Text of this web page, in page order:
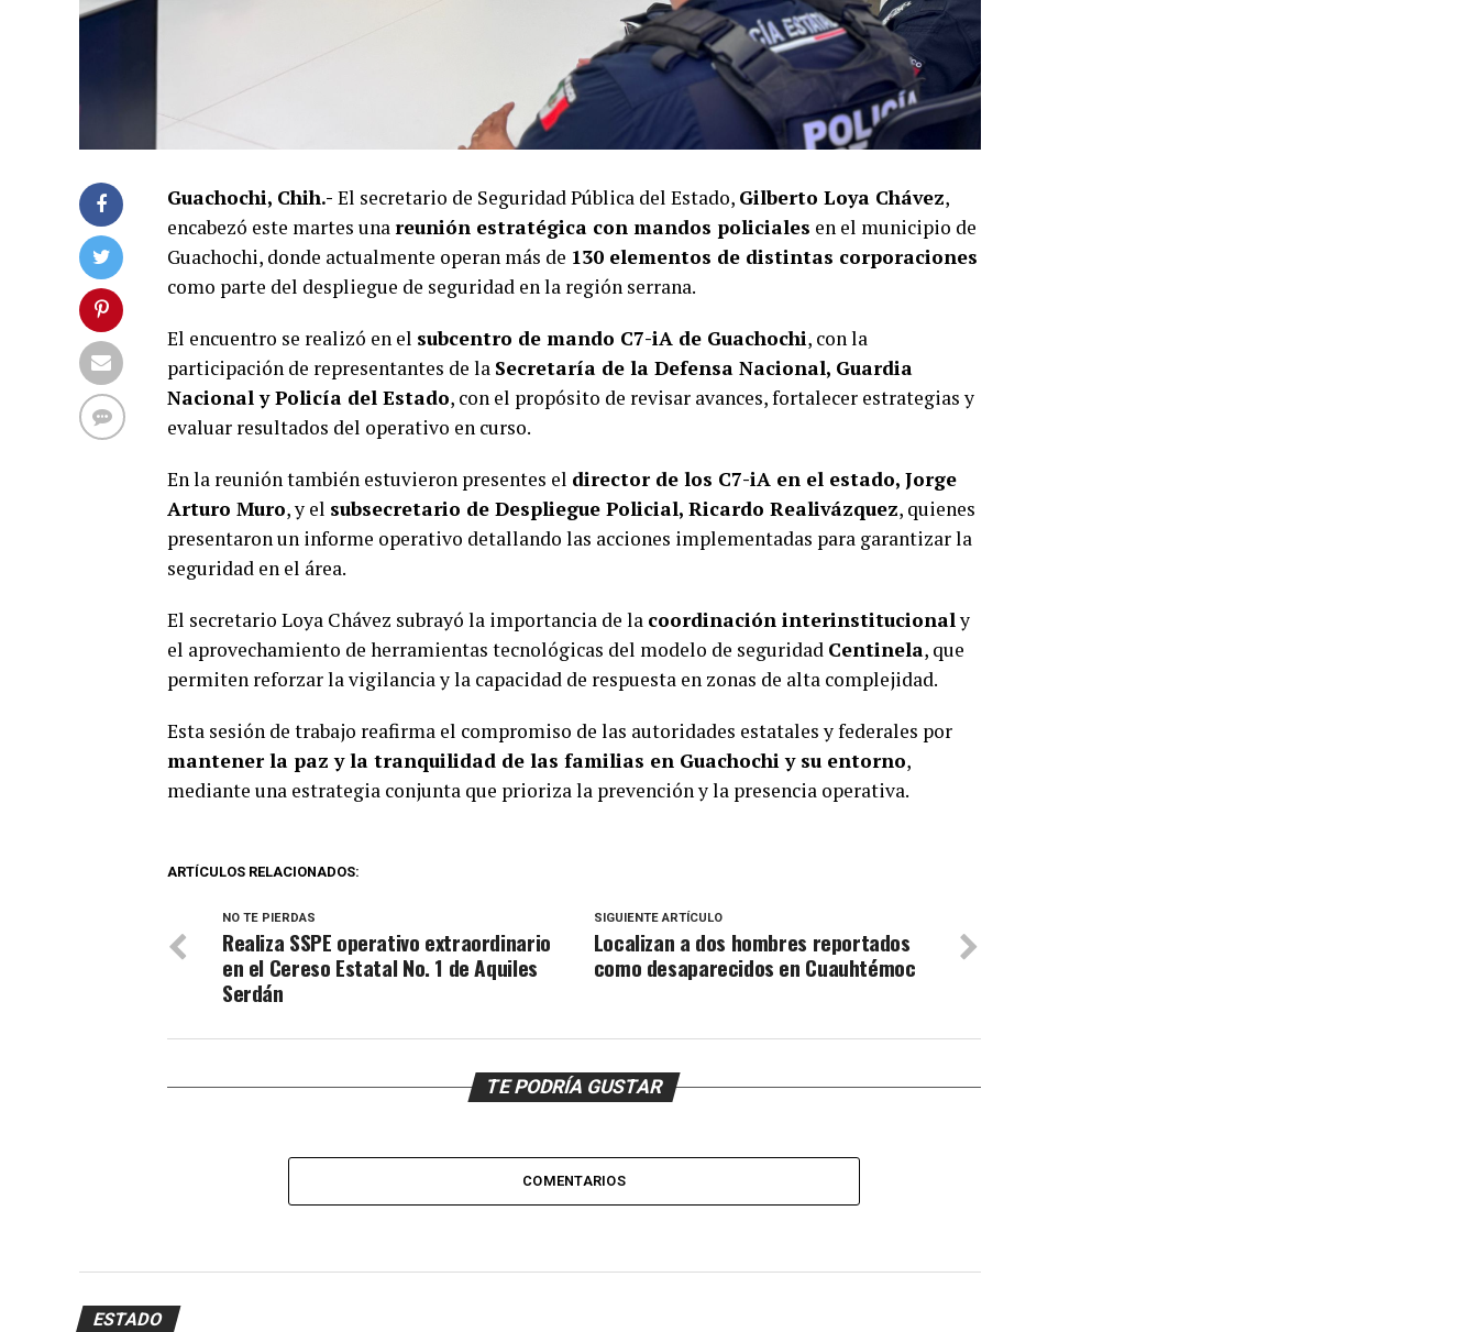
Guachochi, Chih.- El secretario de Seguridad Pública del Estado, Gilberto Loya Chávez,
encabezó este martes unareunión estratégica con mandos policiales en el municipio de
Guachochi, donde actualmente operan más de 130 elementos de distintas corporaciones
como parte del despliegue de seguridad en la región serrana.
El encuentro se realizó en el subcentro de mando C7-iA de Guachochi, con la
participación de representantes de la Secretaría de la Defensa Nacional, Guardia
Nacional y Policía del Estado, con el propósito de revisar avances, fortalecer estrategias y
evaluar resultados del operativo en curso.
En la reunión también estuvieron presentes el director de los C7-iA en el estado, Jorge
Arturo Muro, y el subsecretario de Despliegue Policial, Ricardo Realivázquez, quienes
presentaron un informe operativo detallando las acciones implementadas para garantizar la
seguridad en el área.
El secretario Loya Chávez subrayó la importancia de la coordinación interinstitucionaly
el aprovechamiento de herramientas tecnológicas del modelo de seguridad Centinela, que
permiten reforzar la vigilancia y la capacidad de respuesta en zonas de alta complejidad.
Esta sesión de trabajo reafirma el compromiso de las autoridades estatales y federales por
mantener la paz y la tranquilidad de las familias en Guachochi y su entorno,
mediante una estrategia conjunta que prioriza la prevención y la presencia operativa.
ARTÍCULOS RELACIONADOS:
SIGUIENTE ARTÍCULO
Localizan a dos hombres reportados
como desaparecidos en Cuauhtémoc
NO TE PIERDAS
Realiza SSPE operativo extraordinario
en el Cereso Estatal No. 1 de Aquiles
Serdán
TE PODRÍA GUSTAR
COMENTARIOS
ESTADO